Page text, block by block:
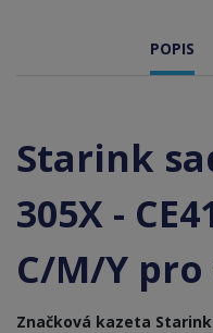
POPIS
Starink
305X -
C/M/Y
Značková kazeta